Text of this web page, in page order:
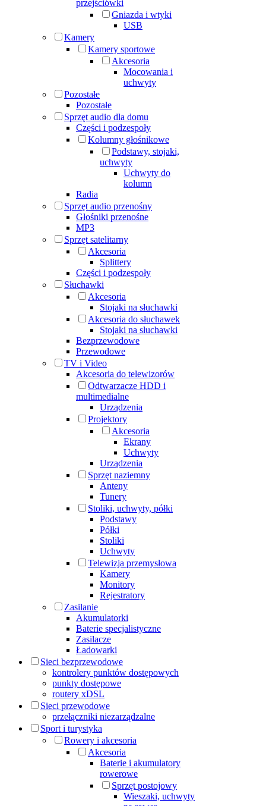
przejściówki
Gniazda i wtyki
USB
Kamery
Kamery sportowe
Akcesoria
Mocowania i
uchwyty
Pozostałe
Pozostałe
Sprzęt audio dla domu
Części i podzespoły
Kolumny głośnikowe
Podstawy, stojaki,
uchwyty
Uchwyty do
kolumn
Radia
Sprzęt audio przenośny
Głośniki przenośne
MP3
Sprzęt satelitarny
Akcesoria
Splittery
Części i podzespoły
Słuchawki
Akcesoria
Stojaki na słuchawki
Akcesoria do słuchawek
Stojaki na słuchawki
Bezprzewodowe
Przewodowe
TV i Video
Akcesoria do telewizorów
Odtwarzacze HDD i
multimedialne
Urządzenia
Projektory
Akcesoria
Ekrany
Uchwyty
Urządzenia
Sprzęt naziemny
Anteny
Tunery
Stoliki, uchwyty, półki
Podstawy
Półki
Stoliki
Uchwyty
Telewizja przemysłowa
Kamery
Monitory
Rejestratory
Zasilanie
Akumulatorki
Baterie specjalistyczne
Zasilacze
Ładowarki
Sieci bezprzewodowe
kontrolery punktów dostępowych
punkty dostępowe
routery xDSL
Sieci przewodowe
przełączniki niezarządzalne
Sport i turystyka
Rowery i akcesoria
Akcesoria
Baterie i akumulatory
rowerowe
Sprzęt postojowy
Wieszaki, uchwyty